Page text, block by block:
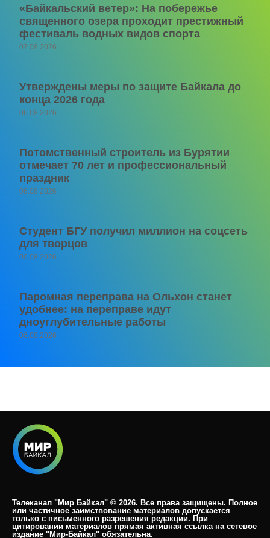
«Байкальский ветер»: На побережье
священного озера проходит престижный
фестиваль водных видов спорта
07.08.2026
Утверждены меры по защите Байкала до
конца 2026 года
06.08.2026
Потомственный строитель из Бурятии
отмечает 70 лет и профессиональный
праздник
06.08.2026
Студент БГУ получил миллион на соцсеть
для творцов
06.08.2026
Паромная переправа на Ольхон станет
удобнее: на переправе идут
дноуглубительные работы
06.08.2026
Телеканал "Мир Байкал" © 2026. Все права защищены. Полное
или частичное заимствование материалов допускается
только с письменного разрешения редакции. При
цитировании материалов прямая активная ссылка на сетевое
издание "Мир-Байкал" обязательна.​